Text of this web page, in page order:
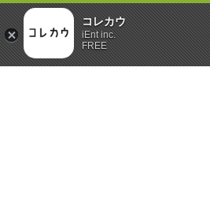
コレカウ
iEnt inc.
FREE